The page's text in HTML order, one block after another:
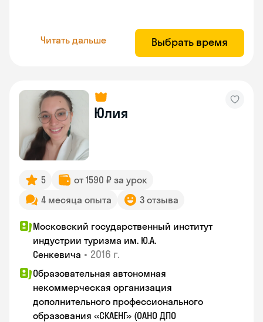
Читать дальше Выбрать время
Юлия
5
от 1590 ₽ за урок
4 месяца опыта
3 отзыва
Московский государственный институт
индустрии туризма им. Ю.А.
Сенкевича • 2016 г.
Образовательная автономная
некоммерческая организация
дополнительного профессионального
образования «СКАЕНГ» (ОАНО ДПО